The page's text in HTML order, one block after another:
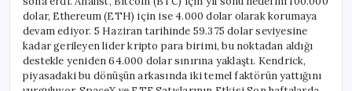
dolar, Ethereum (ETH) için ise 4.000 dolar olarak korumaya
devam ediyor. 5 Haziran tarihinde 59.375 dolar seviyesine
kadar gerileyen lider kripto para birimi, bu noktadan aldığı
destekle yeniden 64.000 dolar sınırına yaklaştı. Kendrick,
piyasadaki bu dönüşün arkasında iki temel faktörün yattığını